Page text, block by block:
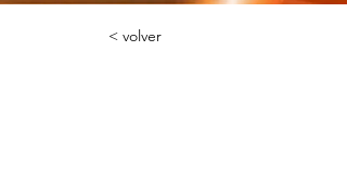
< volver